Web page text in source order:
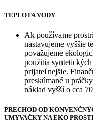
TEPLOTA VODY
Ak používame
nastavujeme vyššie
považujeme
použitia
prijateľnejšie.
preskúmané u
náklad vyšší o cca
PRECHOD OD
UMÝVAČKY NA EKO